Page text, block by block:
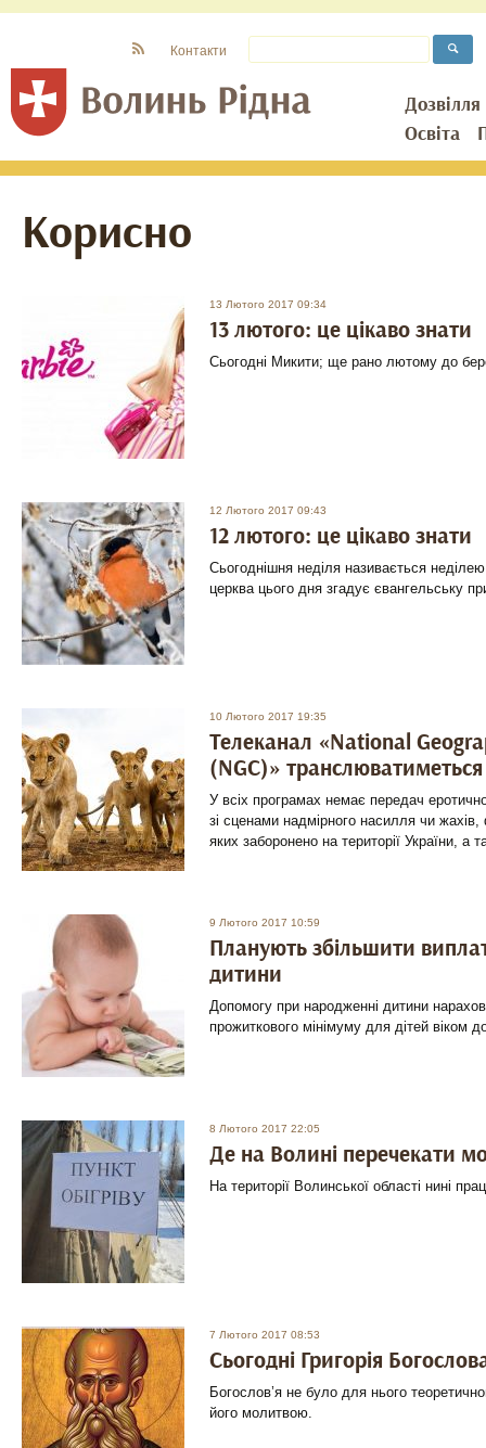
Дозвілля
Освіта
Контакти
Корисно
13 Лютого 2017 09:34
13 лютого: це цікаво знати
Сьогодні Микити; ще рано лютому до
12 Лютого 2017 09:43
12 лютого: це цікаво знати
Сьогоднішня неділя називається
церква цього дня згадує євангельську
10 Лютого 2017 19:35
Телеканал «National
(NGC)»
У всіх програмах немає передач
зі сценами надмірного насилля чи
яких заборонено на території України, а
9 Лютого 2017 10:59
Планують збільшити
дитини
Допомогу при народженні дитини
прожиткового мінімуму для дітей віком
8 Лютого 2017 22:05
Де на Волині перечекати
На території Волинської області нині
7 Лютого 2017 08:53
Сьогодні Григорія
Богослов’я не було для нього
його молитвою.